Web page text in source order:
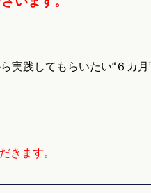
践してもらいたい“６カ
きます。